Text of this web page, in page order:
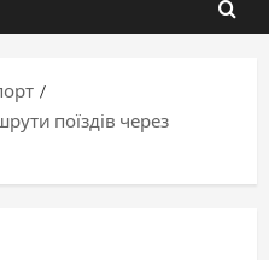
поїздів через